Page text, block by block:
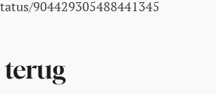
904429305488441345
terug